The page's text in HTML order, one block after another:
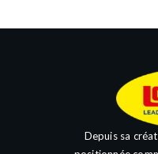
Depuis sa